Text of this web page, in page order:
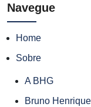
Navegue
Home
Sobre
A BHG
Bruno